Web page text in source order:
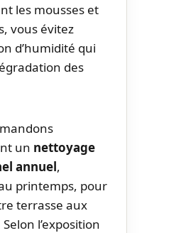
les mousses et
vous évitez
d’humidité qui
des
un nettoyage
annuel,
printemps, pour
terrasse aux
l’exposition